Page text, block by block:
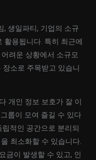
, 생일파티, 기업의 소규
활용됩니다. 특히 최근에
려운 상황에서 소규모
소로 주목받고 있습니
개인 정보 보호가 잘 이
룹이 모여 즐길 수 있다
적인 공간으로 분리되
최소화할 수 있습니다.
금이 발생할 수 있고, 인